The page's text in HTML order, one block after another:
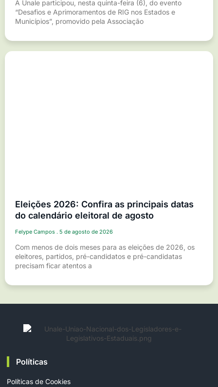
A Unale participou, nesta quinta-feira (6), do evento
“Desafios e Aprimoramentos de RIG nos Estados e
Municípios”, promovido pela Associação
Eleições 2026: Confira as principais datas
do calendário eleitoral de agosto
Felype Campos 5 de agosto de 2026
Com menos de dois meses para as eleições de 2026, os
eleitores, partidos, pré-candidatos e pré-candidatas
precisam ficar atentos a
Políticas
Políticas de Cookies